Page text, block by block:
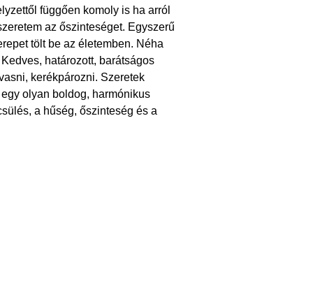
függően komoly is ha arról
az őszinteséget. Egyszerű
tölt be az életemben. Néha
határozott, barátságos
kerékpározni. Szeretek
olyan boldog, harmónikus
a hűség, őszinteség és a